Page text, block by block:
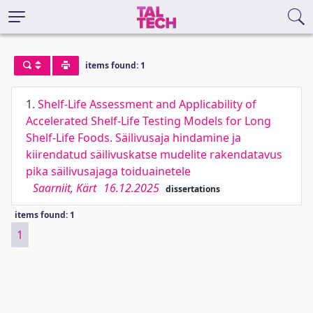
items found: 1
1. Shelf-Life Assessment and Applicability of
Accelerated Shelf-Life Testing Models for Long
Shelf-Life Foods. Säilivusaja hindamine ja
kiirendatud säilivuskatse mudelite rakendatavus
pika säilivusajaga toiduainetele
Saarniit, Kärt 16.12.2025 dissertations
items found: 1
1